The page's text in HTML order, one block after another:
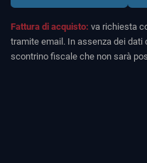
Fattura di acquisto: va richiesta
tramite email. In assenza dei
scontrino fiscale che non sarà